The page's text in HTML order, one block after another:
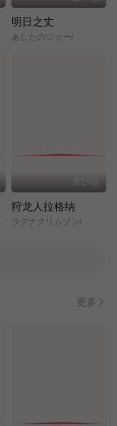
明日之丈
あしたのジョー/
共24话
狩龙人拉格纳
ラグナクリムゾン/
更多